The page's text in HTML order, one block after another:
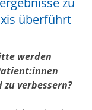
überführt
werden
verbessern?